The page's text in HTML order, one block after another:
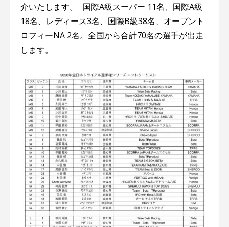
介いたします。 国際A級スーパー 11名、国際A級
18名、レディース3名、国際B級38名、オープント
ロフィーNA 2名。全国から合計70名の選手が出走
します。